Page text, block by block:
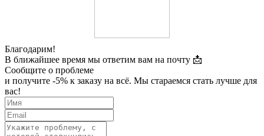
Благодарим!
В ближайшее время мы ответим вам на почту 📩
Сообщите о проблеме
и получите -5% к заказу на всё. Мы стараемся стать лучше для
вас!